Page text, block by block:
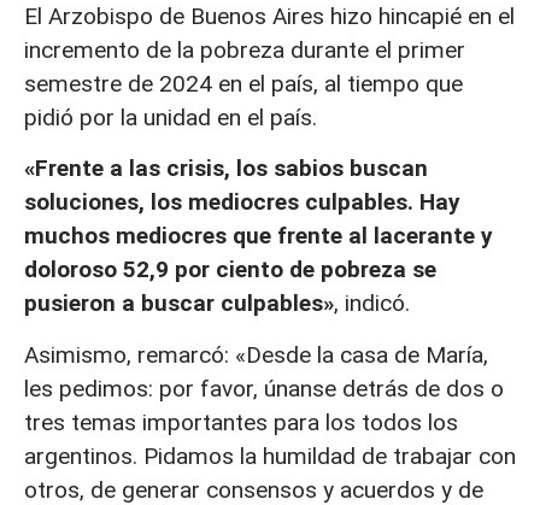
El Arzobispo de Buenos Aires hizo hincapié en el
incremento de la pobreza durante el primer
semestre de 2024 en el país, al tiempo que
pidió por la unidad en el país.
«Frente a las crisis, los sabios buscan
soluciones, los mediocres culpables. Hay
muchos mediocres que frente al lacerante y
doloroso 52,9 por ciento de pobreza se
pusieron a buscar culpables», indicó.
Asimismo, remarcó: «Desde la casa de María,
les pedimos: por favor, únanse detrás de dos o
tres temas importantes para los todos los
argentinos. Pidamos la humildad de trabajar con
otros, de generar consensos y acuerdos y de